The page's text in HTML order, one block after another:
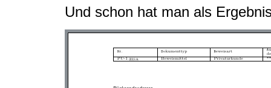
Und schon hat man als